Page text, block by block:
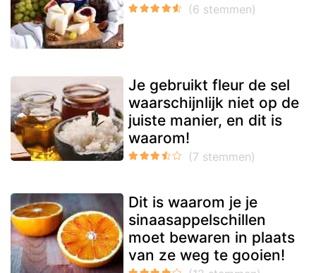
Je gebruikt fleur de sel
waarschijnlijk niet op de
juiste manier, en dit is
waarom!
Dit is waarom je je
sinaasappelschillen
moet bewaren in plaats
van ze weg te gooien!